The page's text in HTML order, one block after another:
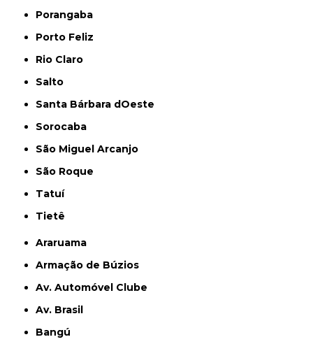
Porangaba
Porto Feliz
Rio Claro
Salto
Santa Bárbara dOeste
Sorocaba
São Miguel Arcanjo
São Roque
Tatuí
Tietê
Araruama
Armação de Búzios
Av. Automóvel Clube
Av. Brasil
Bangú